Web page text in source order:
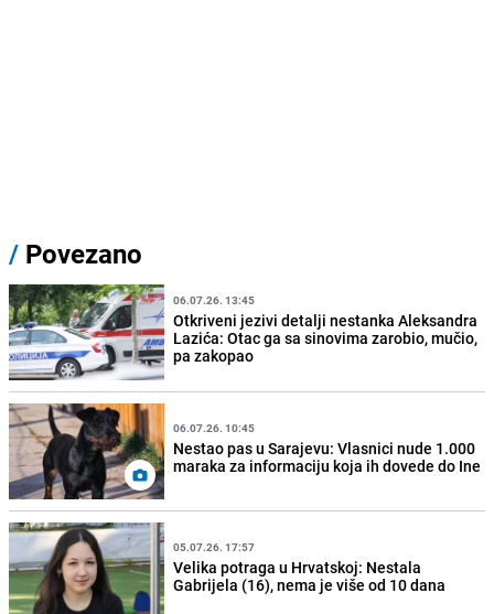
/ Povezano
06.07.26. 13:45
Otkriveni jezivi detalji nestanka Aleksandra
Lazića: Otac ga sa sinovima zarobio, mučio,
pa zakopao
06.07.26. 10:45
Nestao pas u Sarajevu: Vlasnici nude 1.000
maraka za informaciju koja ih dovede do Ine
05.07.26. 17:57
Velika potraga u Hrvatskoj: Nestala
Gabrijela (16), nema je više od 10 dana